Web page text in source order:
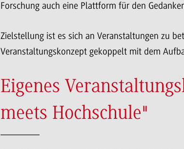
Forschung auch eine Plattform für den
Zielstellung ist es sich an Veranstaltungen zu
Veranstaltungskonzept gekoppelt mit dem
Eigenes
meets Hochschule"